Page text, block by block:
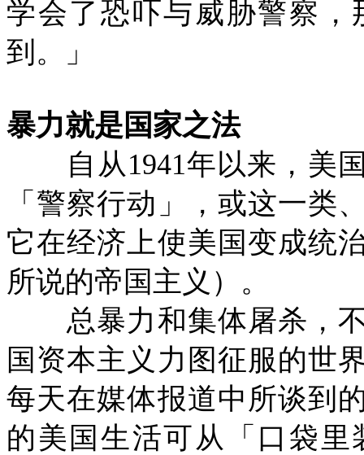
学会了恐吓与威胁警察
到。」
暴力就是国家之法
自从1941年以来，美
「警察行动」，或这一类
它在经济上使美国变成统
所说的帝国主义）。
总暴力和集体屠杀，不
国资本主义力图征服的世
每天在媒体报道中所谈到
的美国生活可从「口袋